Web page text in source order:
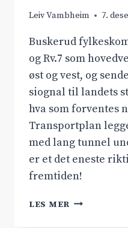
Leiv Vambheim 7.
Buskerud
og Rv.7 som
øst og vest, og
siognal til landets
hva som forventes
Transportplan
med lang tunnel
er et det eneste
fremtiden!
LES MER BUSKERUD